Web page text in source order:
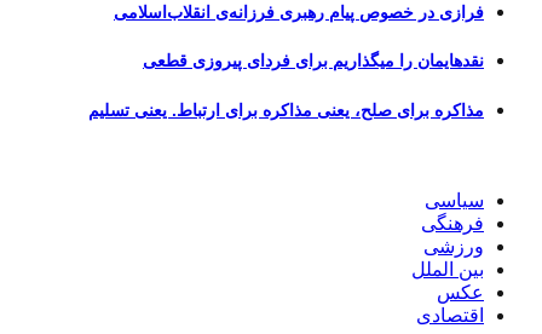
فرازی در خصوص پیام رهبری فرزانه‌ی انقلاب‌اسلامی
نقدهایمان را میگذاریم برای فردای پیروزی قطعی
مذاکره برای صلح، یعنی مذاکره برای ارتباط. یعنی تسلیم
سیاسی
فرهنگی
ورزشی
بین الملل
عکس
اقتصادی